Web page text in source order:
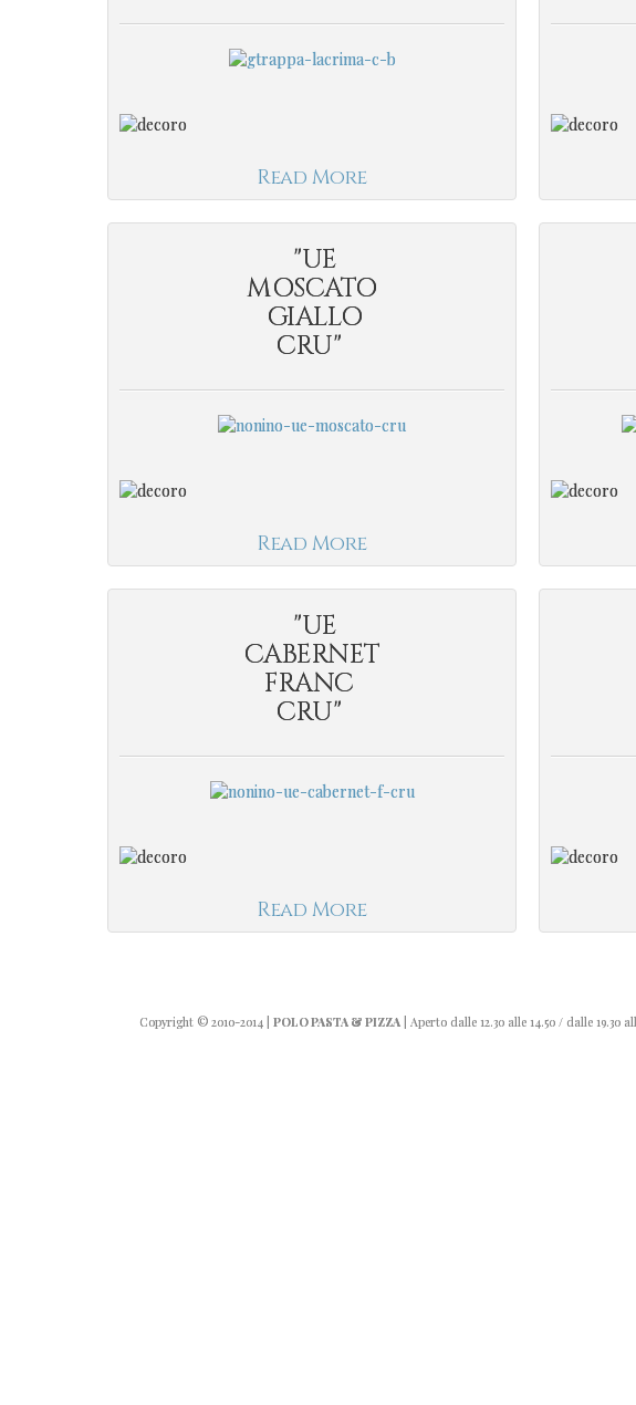
Read More
"UE
MOSCATO
GIALLO
CRU"
Read More
"UE
CABERNET
FRANC
CRU"
Read More
Copyright © 2010-2014 POLO PASTA & PIZZA | Aperto dalle 12.30 alle 14.50 / dalle